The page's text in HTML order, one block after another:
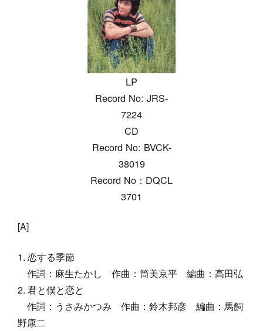
LP
Record No: JRS-
7224
CD
Record No: BVCK-
38019
Record No：DQCL
3701
[A]
恋する季節
作詞：麻生たかし 作曲：筒美京平 編曲：高田弘
君と僕と恋と
作詞：うさみかつみ 作曲：鈴木邦彦 編曲：馬飼
野康二